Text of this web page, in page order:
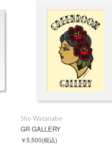
Sho Watanabe
GR GALLERY
￥5,500(税込)